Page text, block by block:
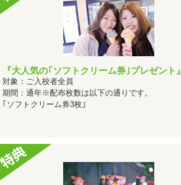
キングで
1位 になりました！
キングで
1位 になりました！
で
になりました！
で1位になりました！
ランキングで1位になりました！
1位
キングで1位
キングで
1位になりました！
で
になりました！
『大人気の｢ソフトクリーム券｣プレゼント』
対象：ご入校者全員
期間：通年※配布枚数は以下の通りです。
｢ソフトクリーム券3枚｣